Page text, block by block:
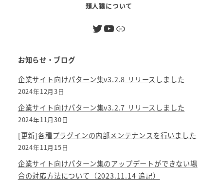
類人猿について
Twitter YouTube リンク
お知らせ・ブログ
企業サイト向けパターン集v3.2.8 リリースしました
2024年12月3日
企業サイト向けパターン集v3.2.7 リリースしました
2024年11月30日
[更新]各種プラグインの内部メンテナンスを行いました
2024年11月15日
企業サイト向けパターン集のアップデートができない場
合の対応方法について（2023.11.14 追記）